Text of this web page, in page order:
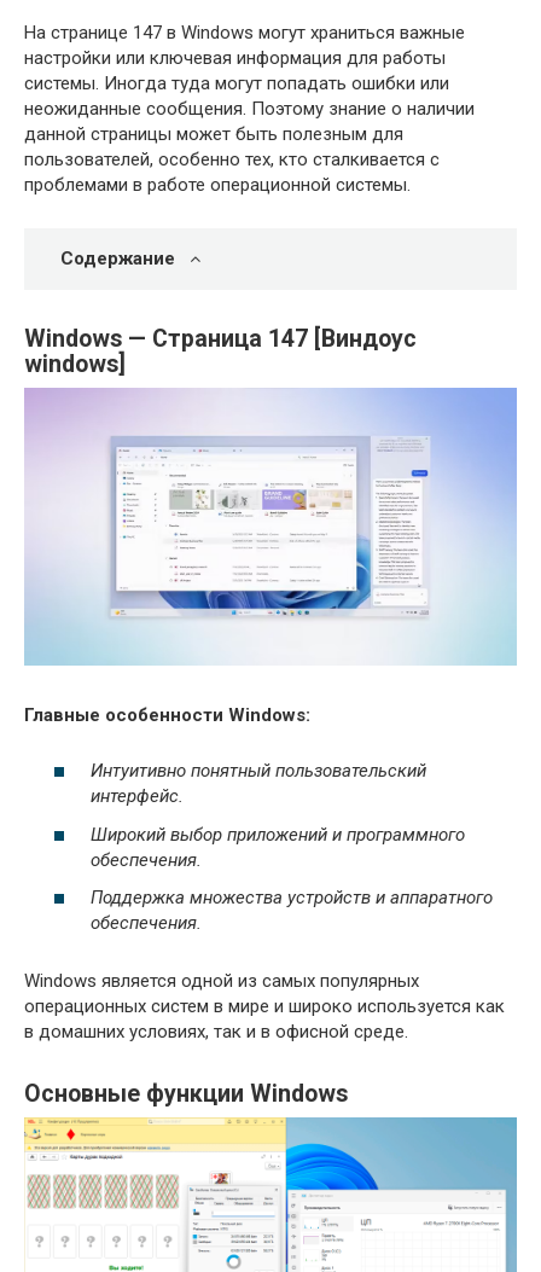
На странице 147 в Windows могут храниться важные
настройки или ключевая информация для работы
системы. Иногда туда могут попадать ошибки или
неожиданные сообщения. Поэтому знание о наличии
данной страницы может быть полезным для
пользователей, особенно тех, кто сталкивается с
проблемами в работе операционной системы.
Содержание
Windows — Страница 147 [Виндоус
windows]
Главные особенности Windows:
Интуитивно понятный пользовательский
интерфейс.
Широкий выбор приложений и программного
обеспечения.
Поддержка множества устройств и аппаратного
обеспечения.
Windows является одной из самых популярных
операционных систем в мире и широко используется как
в домашних условиях, так и в офисной среде.
Основные функции Windows